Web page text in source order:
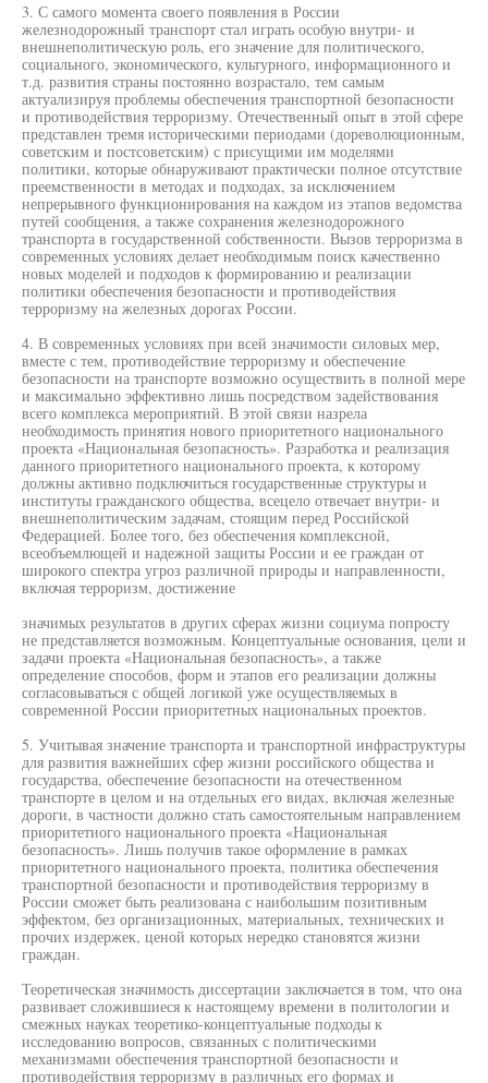
3. С самого момента своего появления в России
железнодорожный транспорт стал играть особую внутри- и
внешнеполитическую роль, его значение для политического,
социального, экономического, культурного, информационного и
т.д. развития страны постоянно возрастало, тем самым
актуализируя проблемы обеспечения транспортной безопасности
и противодействия терроризму. Отечественный опыт в этой сфере
представлен тремя историческими периодами (дореволюционным,
советским и постсоветским) с присущими им моделями
политики, которые обнаруживают практически полное отсутствие
преемственности в методах и подходах, за исключением
непрерывного функционирования на каждом из этапов ведомства
путей сообщения, а также сохранения железнодорожного
транспорта в государственной собственности. Вызов терроризма в
современных условиях делает необходимым поиск качественно
новых моделей и подходов к формированию и реализации
политики обеспечения безопасности и противодействия
терроризму на железных дорогах России.
4. В современных условиях при всей значимости силовых мер,
вместе с тем, противодействие терроризму и обеспечение
безопасности на транспорте возможно осуществить в полной мере
и максимально эффективно лишь посредством задействования
всего комплекса мероприятий. В этой связи назрела
необходимость принятия нового приоритетного национального
проекта «Национальная безопасность». Разработка и реализация
данного приоритетного национального проекта, к которому
должны активно подключиться государственные структуры и
институты гражданского общества, всецело отвечает внутри- и
внешнеполитическим задачам, стоящим перед Российской
Федерацией. Более того, без обеспечения комплексной,
всеобъемлющей и надежной защиты России и ее граждан от
широкого спектра угроз различной природы и направленности,
включая терроризм, достижение
значимых результатов в других сферах жизни социума попросту
не представляется возможным. Концептуальные основания, цели и
задачи проекта «Национальная безопасность», а также
определение способов, форм и этапов его реализации должны
согласовываться с общей логикой уже осуществляемых в
современной России приоритетных национальных проектов.
5. Учитывая значение транспорта и транспортной инфраструктуры
для развития важнейших сфер жизни российского общества и
государства, обеспечение безопасности на отечественном
транспорте в целом и на отдельных его видах, включая железные
дороги, в частности должно стать самостоятельным направлением
приоритетиого национального проекта «Национальная
безопасность». Лишь получив такое оформление в рамках
приоритетного национального проекта, политика обеспечения
транспортной безопасности и противодействия терроризму в
России сможет быть реализована с наибольшим позитивным
эффектом, без организационных, материальных, технических и
прочих издержек, ценой которых нередко становятся жизни
граждан.
Теоретическая значимость диссертации заключается в том, что она
развивает сложившиеся к настоящему времени в политологии и
смежных науках теоретико-концептуальные подходы к
исследованию вопросов, связанных с политическими
механизмами обеспечения транспортной безопасности и
противодействия терроризму в различных его формах и